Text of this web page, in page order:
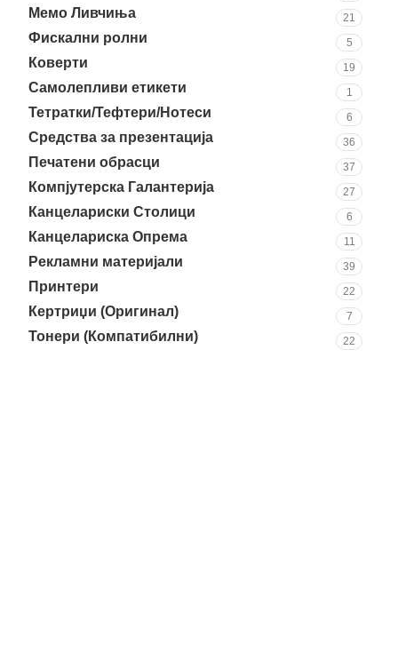
Мемо Ливчиња 21
Фискални ролни 5
Коверти 19
Самолепливи етикети 1
Тетратки/Тефтери/Нотеси 6
Средства за презентација 36
Печатени обрасци 37
Компјутерска Галантерија 27
Канцелариски Столици 6
Канцелариска Опрема 11
Рекламни материјали 39
Принтери 22
Кертриџи (Оригинал) 7
Тонери (Компатибилни) 22